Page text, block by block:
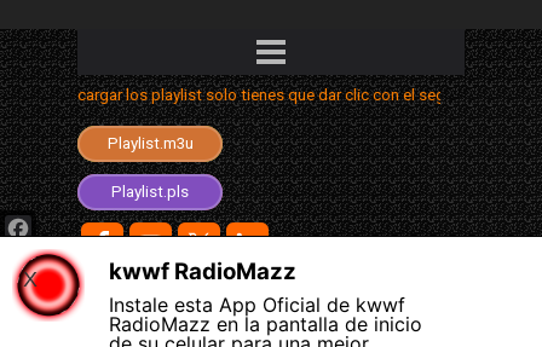
Saltar menú
los playlist solo tienes que dar clic con el segundo botón y elegir
Playlist.aimppl4
Playlist.m3u
Playlist.m3u8
Playlist.pls
Facebook
WhatsApp
Teams
340 Morrow st., FORT BRAGG CALIFORNIA.
TEL: +1 (707) 367 6741
kwwf RadioMazz
Instale esta App Oficial de kwwf
RadioMazz en la pantalla de inicio
X